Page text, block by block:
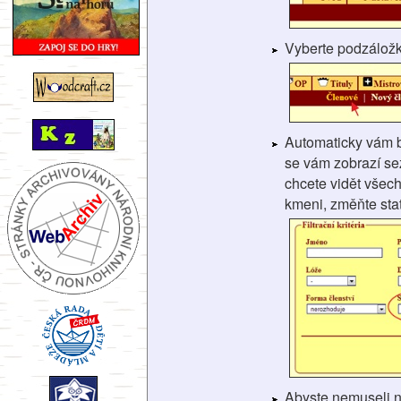
Vyberte
Automaticky vám
se vám zobrazí
chcete vidět
kmeni, změňte